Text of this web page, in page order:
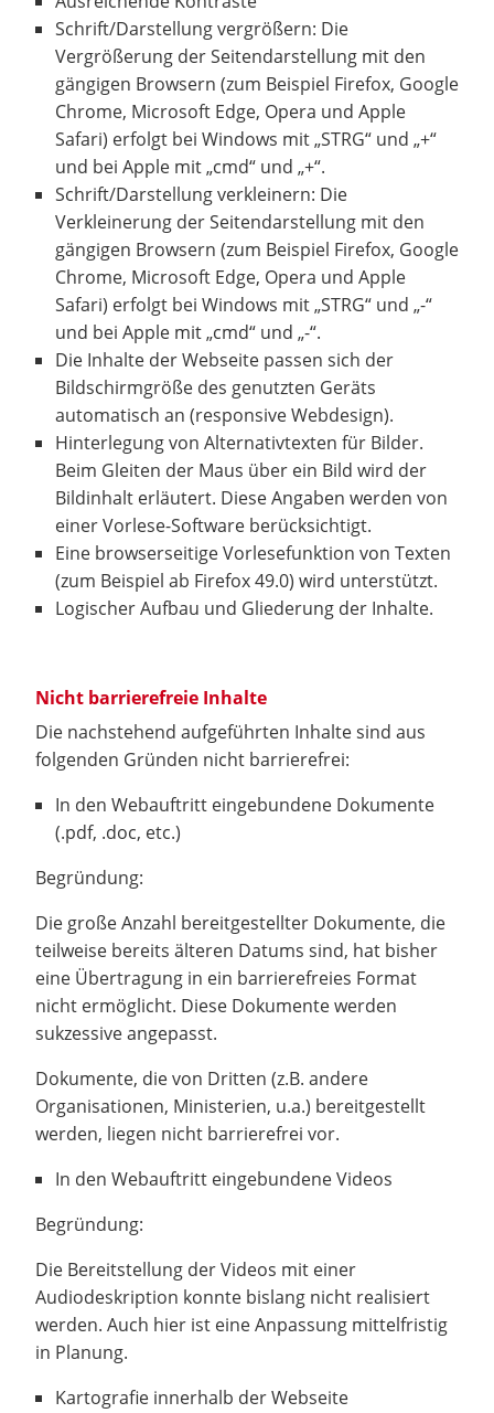
Schrift/Darstellung vergrößern: Die
Vergrößerung der Seitendarstellung mit den
gängigen Browsern (zum Beispiel Firefox, Google
Chrome, Microsoft Edge, Opera und Apple
Safari) erfolgt bei Windows mit „STRG“ und „+“
und bei Apple mit „cmd“ und „+“.
Schrift/Darstellung verkleinern: Die
Verkleinerung der Seitendarstellung mit den
gängigen Browsern (zum Beispiel Firefox, Google
Chrome, Microsoft Edge, Opera und Apple
Safari) erfolgt bei Windows mit „STRG“ und „-“
und bei Apple mit „cmd“ und „-“.
Die Inhalte der Webseite passen sich der
Bildschirmgröße des genutzten Geräts
automatisch an (responsive Webdesign).
Hinterlegung von Alternativtexten für Bilder.
Beim Gleiten der Maus über ein Bild wird der
Bildinhalt erläutert. Diese Angaben werden von
einer Vorlese-Software berücksichtigt.
Eine browserseitige Vorlesefunktion von Texten
(zum Beispiel ab Firefox 49.0) wird unterstützt.
Logischer Aufbau und Gliederung der Inhalte.
Nicht barrierefreie Inhalte
Die nachstehend aufgeführten Inhalte sind aus
folgenden Gründen nicht barrierefrei:
In den Webauftritt eingebundene Dokumente
(.pdf, .doc, etc.)
Begründung:
Die große Anzahl bereitgestellter Dokumente, die
teilweise bereits älteren Datums sind, hat bisher
eine Übertragung in ein barrierefreies Format
nicht ermöglicht. Diese Dokumente werden
sukzessive angepasst.
Dokumente, die von Dritten (z.B. andere
Organisationen, Ministerien, u.a.) bereitgestellt
werden, liegen nicht barrierefrei vor.
In den Webauftritt eingebundene Videos
Begründung:
Die Bereitstellung der Videos mit einer
Audiodeskription konnte bislang nicht realisiert
werden. Auch hier ist eine Anpassung mittelfristig
in Planung.
Kartografie innerhalb der Webseite